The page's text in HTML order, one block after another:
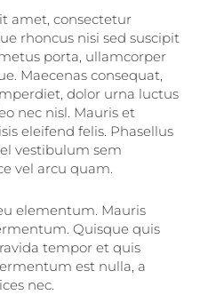
amet, consectetur
rhoncus nisi sed suscipit
porta, ullamcorper
Maecenas consequat,
dolor urna luctus
nec nisl. Mauris et
eleifend felis. Phasellus
vestibulum sem
vel arcu quam.
elementum. Mauris
Quisque quis
tempor et quis
est nulla, a
nec.